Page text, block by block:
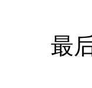
最后